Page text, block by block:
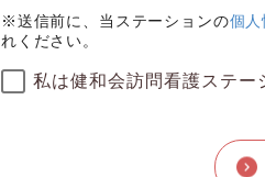
※送信前に、当ステーションの個人
れください。
私は健和会訪問看護ステー